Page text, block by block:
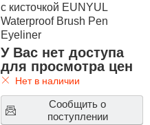
с кисточкой EUNYUL
Waterproof Brush Pen
Eyeliner
У Вас нет доступа
для просмотра цен
Нет в наличии
Сообщить о
поступлении